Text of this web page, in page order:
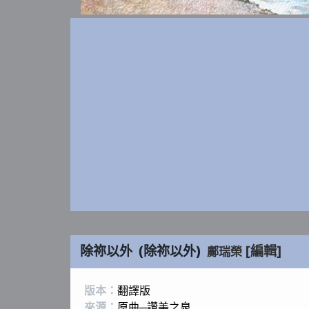
除祢以外 (除祢以外) 鄺瑞榮 [編輯]
版本： 翻譯版